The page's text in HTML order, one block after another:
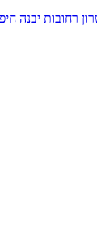
רחובות יבנה